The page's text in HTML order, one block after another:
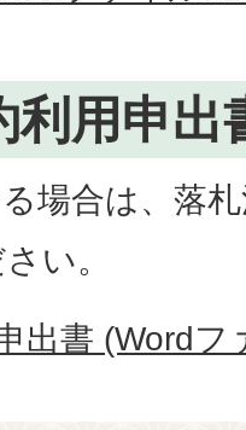
利用申出
場合は、落
い。
出書 (Word